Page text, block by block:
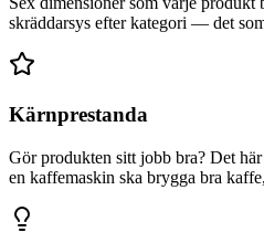
skräddarsys efter kategori — det
Kärnprestanda
Gör produkten sitt jobb bra? Det
en kaffemaskin ska brygga bra